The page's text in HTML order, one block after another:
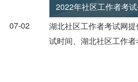
07-02
2022年社区工作者考
湖北社区工作者考试网
试时间、湖北社区工作